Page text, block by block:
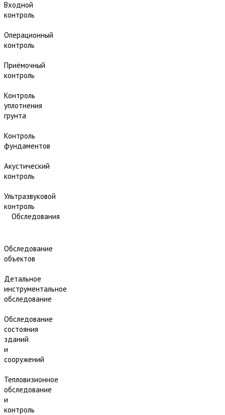
Входной
контроль
Операционный
контроль
Приёмочный
контроль
Контроль
уплотнения
грунта
Контроль
фундаментов
Акустический
контроль
Ультразвуковой
контроль
Обследования
Обследование
объектов
Детальное
инструментальное
обследование
Обследование
состояния
зданий
и
сооружений
Тепловизионное
обследование
и
контроль